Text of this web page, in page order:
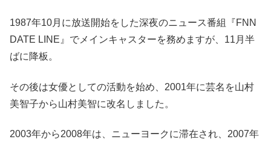
1987年10月に放送開始をした深夜のニュース番組『FNN
DATE LINE』でメインキャスターを務めますが、11月半
ばに降板。
その後は女優としての活動を始め、2001年に芸名を山村
美智子から山村美智に改名しました。
2003年から2008年は、ニューヨークに滞在され、2007年